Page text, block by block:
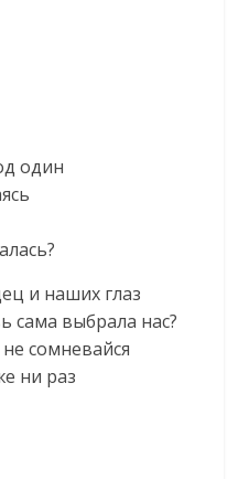
один
и наших глаз
выбрала нас?
сомневайся
ни раз